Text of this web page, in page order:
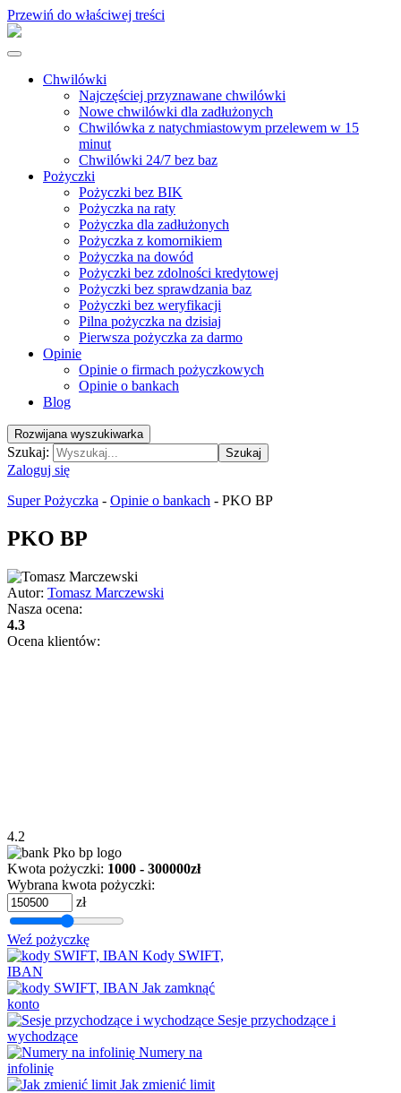
Przewiń do właściwej treści
Chwilówki
Najczęściej przyznawane chwilówki
Nowe chwilówki dla zadłużonych
Chwilówka z natychmiastowym przelewem w 15
minut
Chwilówki 24/7 bez baz
Pożyczki
Pożyczki bez BIK
Pożyczka na raty
Pożyczka dla zadłużonych
Pożyczka z komornikiem
Pożyczka na dowód
Pożyczki bez zdolności kredytowej
Pożyczki bez sprawdzania baz
Pożyczki bez weryfikacji
Pilna pożyczka na dzisiaj
Pierwsza pożyczka za darmo
Opinie
Opinie o firmach pożyczkowych
Opinie o bankach
Blog
Rozwijana wyszukiwarka
Szukaj: Szukaj
Zaloguj się
Super Pożyczka - Opinie o bankach - PKO BP
PKO BP
Autor: Tomasz Marczewski
Nasza ocena:
4.3
Ocena klientów:
4.2
Kwota pożyczki: 1000 - 300000zł
Wybrana kwota pożyczki:
zł
Weź pożyczkę
Kody SWIFT,
IBAN
Jak zamknąć
konto
Sesje przychodzące i
wychodzące
Numery na
infolinię
Jak zmienić limit